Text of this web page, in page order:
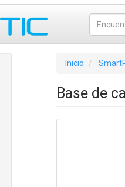
Inicio
Base de